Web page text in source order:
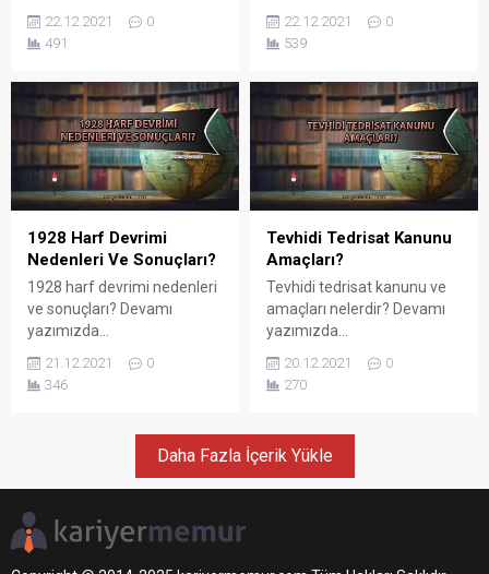
22.12.2021
0
491
22.12.2021
0
539
1928 Harf Devrimi
Nedenleri Ve Sonuçları?
1928 harf devrimi nedenleri
ve sonuçları? Devamı
yazımızda...
21.12.2021
0
346
Tevhidi Tedrisat Kanunu
Amaçları?
Tevhidi tedrisat kanunu ve
amaçları nelerdir? Devamı
yazımızda...
20.12.2021
0
270
Daha Fazla İçerik Yükle